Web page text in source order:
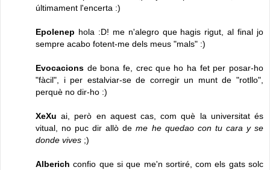
últimament l'encerta :)
Epolenep hola :D! me n'alegro que hagis rigut, al final jo
sempre acabo fotent-me dels meus "mals" :)
Evocacions de bona fe, crec que ho ha fet per posar-ho
"fàcil", i per estalviar-se de corregir un munt de "rotllo",
perquè no dir-ho :)
XeXu ai, però en aquest cas, com què la universitat és
vitual, no puc dir allò deme he quedao con tu cara y se
donde vives ;)
Alberich confio que si que me'n sortiré, com els gats solc